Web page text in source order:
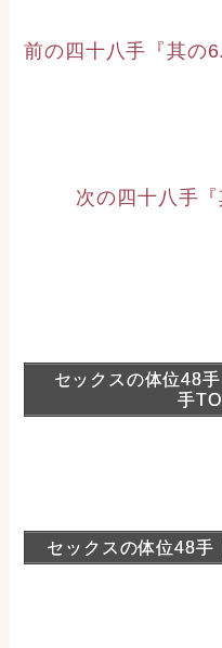
前の四十八手『其の
次の四十八手
セックスの体位48
手
セックスの体位48手